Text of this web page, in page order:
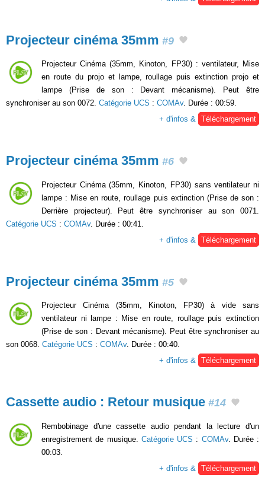
Projecteur cinéma 35mm #9
Projecteur Cinéma (35mm, Kinoton, FP30) : ventilateur, Mise
en route du projo et lampe, roullage puis extinction projo et
lampe (Prise de son : Devant mécanisme). Peut être
synchroniser au son 0072. Catégorie UCS : COMAv. Durée : 00:59.
+ d'infos & Téléchargement
Projecteur cinéma 35mm #6
Projecteur Cinéma (35mm, Kinoton, FP30) sans ventilateur ni
lampe : Mise en route, roullage puis extinction (Prise de son :
Derrière projecteur). Peut être synchroniser au son 0071.
Catégorie UCS : COMAv. Durée : 00:41.
+ d'infos &
Téléchargement
Projecteur cinéma 35mm #5
Projecteur Cinéma (35mm, Kinoton, FP30) à vide sans
ventilateur ni lampe : Mise en route, roullage puis extinction
(Prise de son : Devant mécanisme). Peut être synchroniser au
son 0068. Catégorie UCS : COMAv. Durée : 00:40.
+ d'infos & Téléchargement
Cassette audio : Retour musique #14
Rembobinage d'une cassette audio pendant la lecture d'un
enregistrement de musique. Catégorie UCS : COMAv. Durée :
00:03.
+ d'infos & Téléchargement